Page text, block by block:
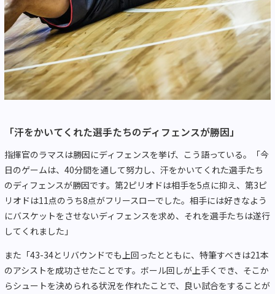
「汗をかいてくれた選手たちのディフェンスが勝因」
指揮官のラマスは勝因にディフェンスを挙げ、こう語っている。「今
日のゲームは、40分間を通して努力し、汗をかいてくれた選手たち
のディフェンスが勝因です。第2ピリオドは相手を5点に抑え、第3ピ
リオドは11点のうち8点がフリースローでした。相手には好きなよう
にバスケットをさせないディフェンスを求め、それを選手たちは遂行
してくれました」
また「43-34とリバウンドでも上回ったとともに、特筆すべきは21本
のアシストを成功させたことです。ボール回しが上手くでき、そこか
らシュートを決められる状況を作れたことで、良い試合をすることが